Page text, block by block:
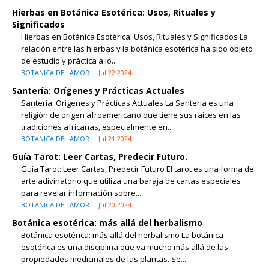
Hierbas en Botánica Esotérica: Usos, Rituales y
Significados
Hierbas en Botánica Esotérica: Usos, Rituales y Significados La
relación entre las hierbas y la botánica esotérica ha sido objeto
de estudio y práctica a lo...
BOTANICA DEL AMOR Jul 22 2024
Santería: Orígenes y Prácticas Actuales
Santería: Orígenes y Prácticas Actuales La Santería es una
religión de origen afroamericano que tiene sus raíces en las
tradiciones africanas, especialmente en...
BOTANICA DEL AMOR Jul 21 2024
Guía Tarot: Leer Cartas, Predecir Futuro.
Guía Tarot: Leer Cartas, Predecir Futuro El tarot es una forma de
arte adivinatorio que utiliza una baraja de cartas especiales
para revelar información sobre...
BOTANICA DEL AMOR Jul 20 2024
Botánica esotérica: más allá del herbalismo
Botánica esotérica: más allá del herbalismo La botánica
esotérica es una disciplina que va mucho más allá de las
propiedades medicinales de las plantas. Se...